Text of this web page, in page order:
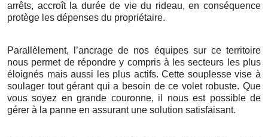
arrêts, accroît la durée de vie du rideau, en conséquence
protège les dépenses du propriétaire.
Parallèlement, l’ancrage de nos équipes sur ce territoire
nous permet de répondre y compris à les secteurs les plus
éloignés mais aussi les plus actifs. Cette souplesse vise à
soulager tout gérant qui a besoin de ce volet robuste. Que
vous soyez en grande couronne, il nous est possible de
gérer à la panne en assurant une solution satisfaisant.